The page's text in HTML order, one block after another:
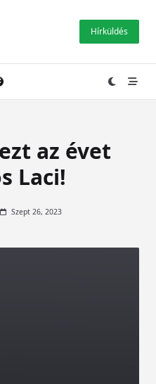
Hírküldés
az évet
Laci!
Szept 26, 2023